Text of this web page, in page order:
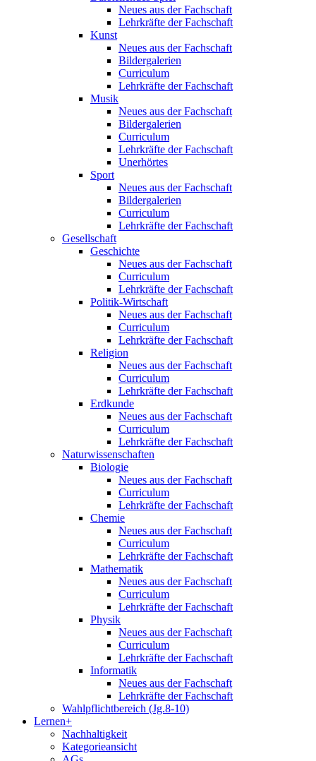
Neues aus der Fachschaft
Lehrkräfte der Fachschaft
Kunst
Neues aus der Fachschaft
Bildergalerien
Curriculum
Lehrkräfte der Fachschaft
Musik
Neues aus der Fachschaft
Bildergalerien
Curriculum
Lehrkräfte der Fachschaft
Unerhörtes
Sport
Neues aus der Fachschaft
Bildergalerien
Curriculum
Lehrkräfte der Fachschaft
Gesellschaft
Geschichte
Neues aus der Fachschaft
Curriculum
Lehrkräfte der Fachschaft
Politik-Wirtschaft
Neues aus der Fachschaft
Curriculum
Lehrkräfte der Fachschaft
Religion
Neues aus der Fachschaft
Curriculum
Lehrkräfte der Fachschaft
Erdkunde
Neues aus der Fachschaft
Curriculum
Lehrkräfte der Fachschaft
Naturwissenschaften
Biologie
Neues aus der Fachschaft
Curriculum
Lehrkräfte der Fachschaft
Chemie
Neues aus der Fachschaft
Curriculum
Lehrkräfte der Fachschaft
Mathematik
Neues aus der Fachschaft
Curriculum
Lehrkräfte der Fachschaft
Physik
Neues aus der Fachschaft
Curriculum
Lehrkräfte der Fachschaft
Informatik
Neues aus der Fachschaft
Lehrkräfte der Fachschaft
Wahlpflichtbereich (Jg.8-10)
Lernen+
Nachhaltigkeit
Kategorieansicht